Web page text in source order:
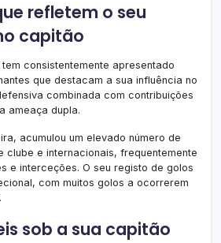
refletem o seu
capitão
consistentemente apresentado
que destacam a sua influência no
combinada com contribuições
ameaça dupla.
acumulou um elevado número de
clube e internacionais, frequentemente
e interceções. O seu registo de golos
com muitos golos a ocorrerem
sob a sua capitão